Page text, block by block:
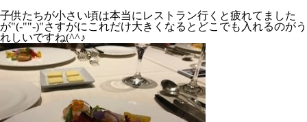
子供たちが小さい頃は本当にレストラン行くと疲れてました
が"(-""-)"さすがにこれだけ大きくなるとどこでも入れるのがう
れしいですね(^^♪